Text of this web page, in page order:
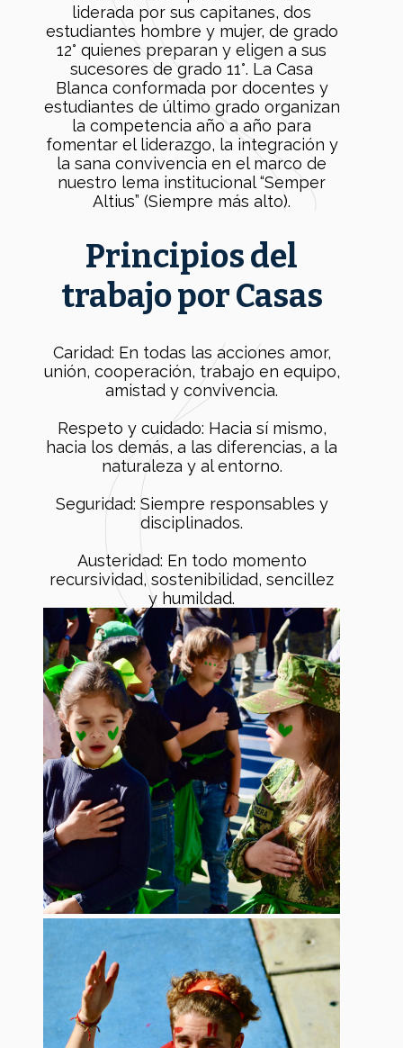
liderada por sus capitanes, dos
estudiantes hombre y mujer, de grado
12° quienes preparan y eligen a sus
sucesores de grado 11°. La Casa
Blanca conformada por docentes y
estudiantes de último grado organizan
la competencia año a año para
fomentar el liderazgo, la integración y
la sana convivencia en el marco de
nuestro lema institucional “Semper
Altius” (Siempre más alto).
Principios del
trabajo por Casas
Caridad: En todas las acciones amor,
unión, cooperación, trabajo en equipo,
amistad y convivencia.
Respeto y cuidado: Hacia sí mismo,
hacia los demás, a las diferencias, a la
naturaleza y al entorno.
Seguridad: Siempre responsables y
disciplinados.
Austeridad: En todo momento
recursividad, sostenibilidad, sencillez
y humildad.